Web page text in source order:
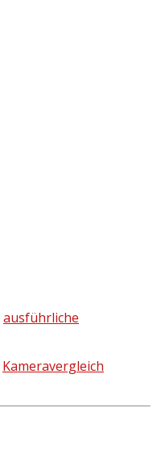
ausführliche
Kameravergleich